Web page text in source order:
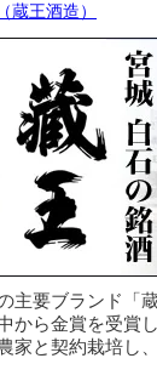
蔵王酒造）
主要ブランド「
から金賞を受賞
家と契約栽培し